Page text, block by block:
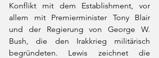
Konflikt mit dem Establishment, vor
allem mit Premierminister Tony Blair
und der Regierung von George W.
Bush, die den Irakkrieg militärisch
begründeten. Lewis zeichnet die